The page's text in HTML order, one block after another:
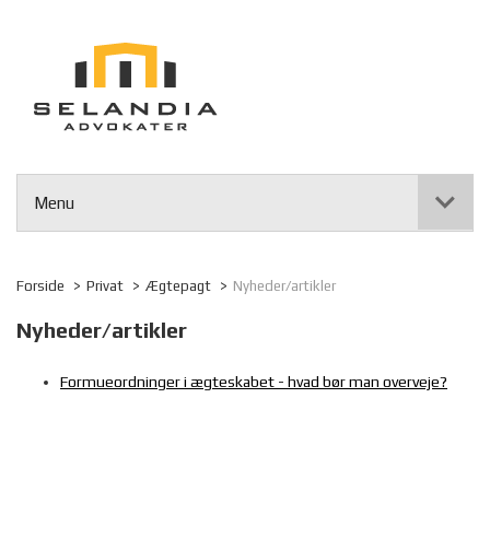
Menu
Forside Privat Ægtepagt Nyheder/artikler
Nyheder/artikler
Formueordninger i ægteskabet - hvad bør man overveje?